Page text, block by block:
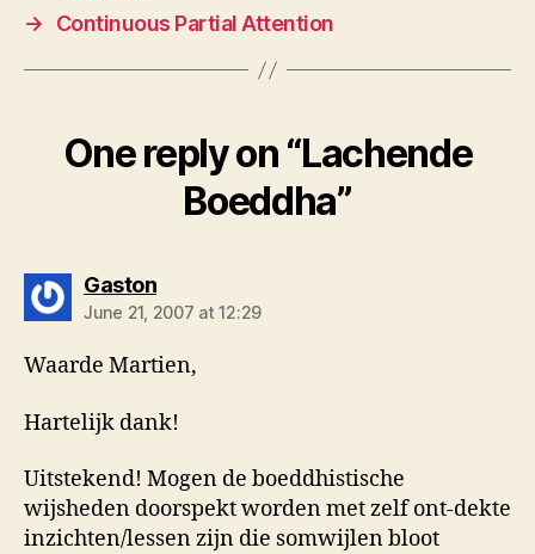
→
Continuous Partial Attention
One reply on “Lachende
Boeddha”
Gastonsays:
June 21, 2007 at 12:29
Waarde Martien,
Hartelijk dank!
Uitstekend! Mogen de boeddhistische
wijsheden doorspekt worden met zelf ont-dekte
inzichten/lessen zijn die somwijlen bloot